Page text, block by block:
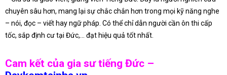
chuyên sâu hơn, mang lại sự chắc chắn hơn trong mọi kỹ năng nghe
– nói, đọc – viết hay ngữ pháp. Có thể chỉ dẫn người cần ôn thi cấp
tốc, sắp định cư tại Đức,… đạt hiệu quả tốt nhất.
Cam kết của gia sư tiếng Đức –